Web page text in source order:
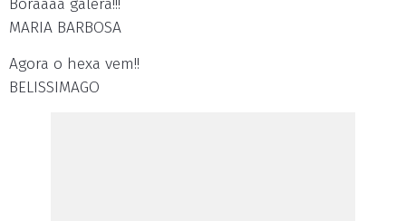
Boraaaa galera!!!
MARIA BARBOSA
Agora o hexa vem!!
BELISSIMAGO